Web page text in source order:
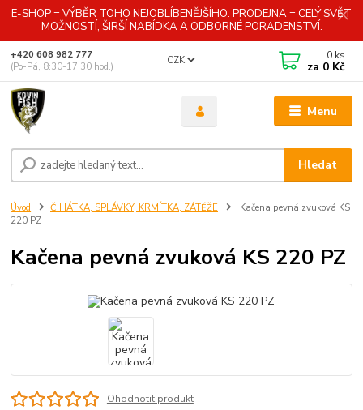
E-SHOP = VÝBĚR TOHO NEJOBLÍBENĚJŠÍHO. PRODEJNA = CELÝ SVĚT
MOŽNOSTÍ, ŠIRŠÍ NABÍDKA A ODBORNÉ PORADENSTVÍ.
Menu
CZK
Hledat
+420 608 982 777
(Po-Pá, 8:30-17:30 hod.)
0 ks
za 0 Kč
Úvod ČIHÁTKA, SPLÁVKY, KRMÍTKA, ZÁTĚŽE
Kačena pevná zvuková KS
220 PZ
Kačena pevná zvuková KS 220 PZ
Ohodnotit produkt